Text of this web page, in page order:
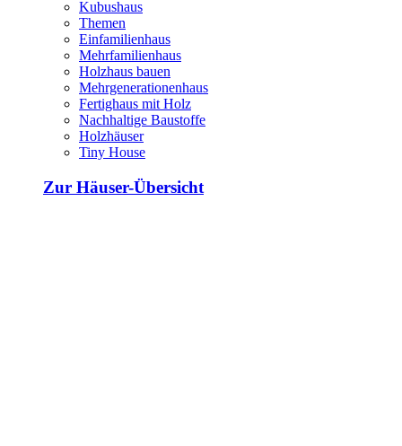
Kubushaus
Themen
Einfamilienhaus
Mehrfamilienhaus
Holzhaus bauen
Mehrgenerationenhaus
Fertighaus mit Holz
Nachhaltige Baustoffe
Holzhäuser
Tiny House
Zur Häuser-Übersicht